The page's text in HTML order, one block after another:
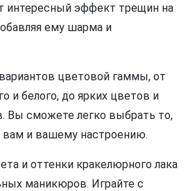
интересный эффект трещин на
ему шарма и
цветовой гаммы, от
и белого, до ярких цветов и
Вы сможете легко выбрать то,
вам и вашему настроению.
и оттенки кракелюрного лака
маникюров. Играйте с